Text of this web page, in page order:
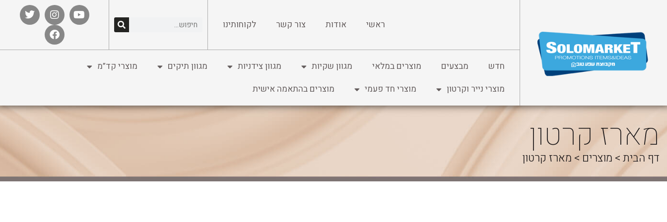
ראשי אודות צור קשר לקוחותינו
חדש מבצעים מוצרים במלאי מגוון שקיות מגוון צידניות מגוון תיקים
מוצרי קד”מ
מוצרי נייר וקרטון
מוצרי חד פעמי מוצרים בהתאמה אישית
מארז קרטון
דף הבית> מוצרים > מארז קרטון